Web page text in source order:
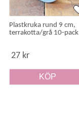
Plastkruka rund 9 cm,
terrakotta/grå 10-pack
27 kr
KÖP